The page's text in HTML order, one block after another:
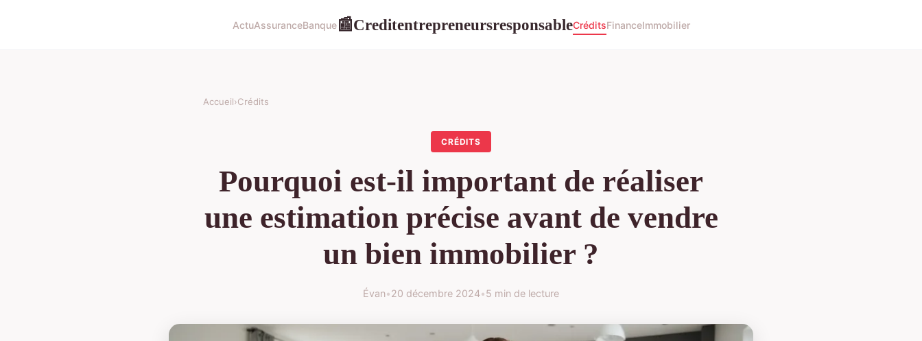
ActuAssuranceBanque📰CreditentrepreneursresponsableCréditsFinanceImmobilier
Accueil›Crédits
CRÉDITS
Pourquoi est-il important de réaliser
une estimation précise avant de vendre
un bien immobilier ?
Évan•20 décembre 2024•5 min de lecture